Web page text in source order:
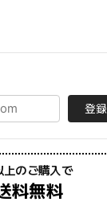
登録
上のご購入で
料無料